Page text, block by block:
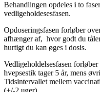
Behandlingen opdeles i to
vedligeholdesesfasen.
Opdoseringsfasen forløber
afhænger af, hvor godt du
hurtigt du kan øges i dosis.
Vedligeholdelsesfasen
hvepsestik tager 5 år, mens
Tidsintervallet mellem